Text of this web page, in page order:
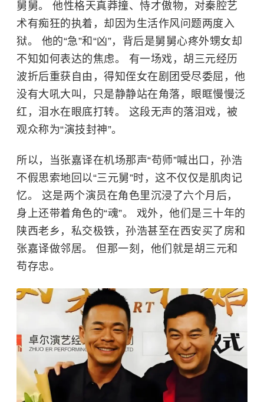
舅舅。 他性格天真莽撞、恃才傲物，对秦腔艺
术有痴狂的执着，却因为生活作风问题两度入
狱。 他的“急”和“凶”，背后是舅舅心疼外甥女却
不知如何表达的焦虑。 有一场戏，胡三元经历
波折后重获自由，得知侄女在剧团受尽委屈，他
没有大吼大叫，只是静静站在角落，眼眶慢慢泛
红，泪水在眼底打转。 这段无声的落泪戏，被
观众称为“演技封神”。
所以，当张嘉译在机场那声“苟师”喊出口，孙浩
不假思索地回以“三元舅”时，这不仅仅是肌肉记
忆。 这是两个演员在角色里沉浸了六个月后，
身上还带着角色的“魂”。 戏外，他们是三十年的
陕西老乡，私交极铁，孙浩甚至在西安买了房和
张嘉译做邻居。 但那一刻，他们就是胡三元和
苟存忠。